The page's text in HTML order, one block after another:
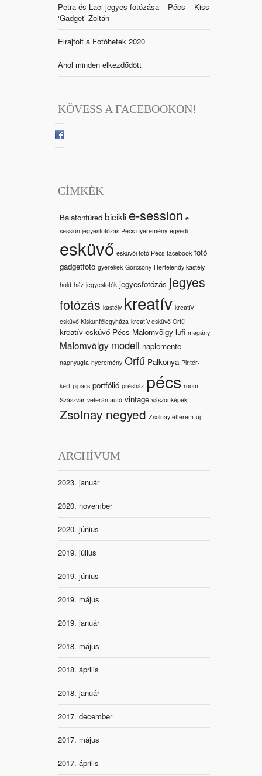
Petra és Laci jegyes fotózása – Pécs – Kiss
‘Gadget’ Zoltán
Elrajtolt a Fotóhetek 2020
Ahol minden elkezdődött
KÖVESS A FACEBOOKON!
CÍMKÉK
Balatonfüred bicikli e-session e-
session jegyesfotózás Pécs nyeremény egyedi
esküvő esküvői fotó Pécs facebook fotó
gadgetfoto gyerekek Görcsöny Hertelendy kastély
hold ház jegyesfotók jegyesfotózás jegyes
fotózás kastély kreatív kreatív
esküvő Kiskunfélegyháza kreatív esküvő Orfű
kreatív esküvő Pécs Malomvölgy lufi magány
Malomvölgy modell naplemente
napnyugta nyeremény Orfű Palkonya Pintér-
kert pipacs portfólió présház pécs room
Szászvár veterán autó vintage vászonképek
Zsolnay negyed Zsolnay étterem új
ARCHÍVUM
2023. január
2020. november
2020. június
2019. július
2019. június
2019. május
2019. január
2018. május
2018. április
2018. január
2017. december
2017. május
2017. április